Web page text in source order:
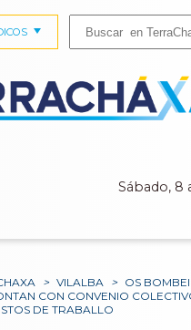
Sábado, 8
> VILALBA > OS
CON CONVENIO
DE TRABALLO